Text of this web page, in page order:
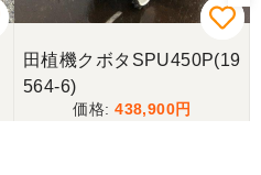
田植機クボタSPU450P(19
564-6)
438,900